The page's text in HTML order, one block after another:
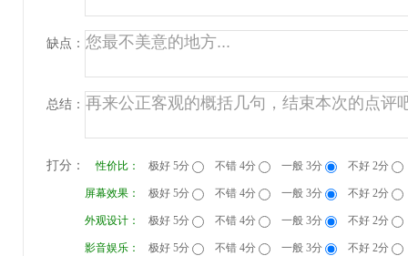
缺点：
总结：
打分： 性价比： 极好 5分 不错 4分 一般 3分 不好 2分
屏幕效果： 极好 5分 不错 4分 一般 3分 不好 2分
外观设计： 极好 5分 不错 4分 一般 3分 不好 2分
影音娱乐： 极好 5分 不错 4分 一般 3分 不好 2分